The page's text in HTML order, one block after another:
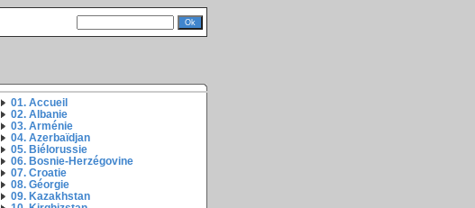
01. Accueil
02. Albanie
03. Arménie
04. Azerbaïdjan
05. Biélorussie
06. Bosnie-Herzégovine
07. Croatie
08. Géorgie
09. Kazakhstan